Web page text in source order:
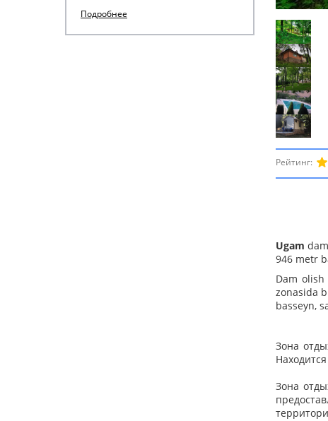
Подробнее
Рейтинг:
Ugam
946 metr
Dam
zonasida
basseyn,
Зона
Зона